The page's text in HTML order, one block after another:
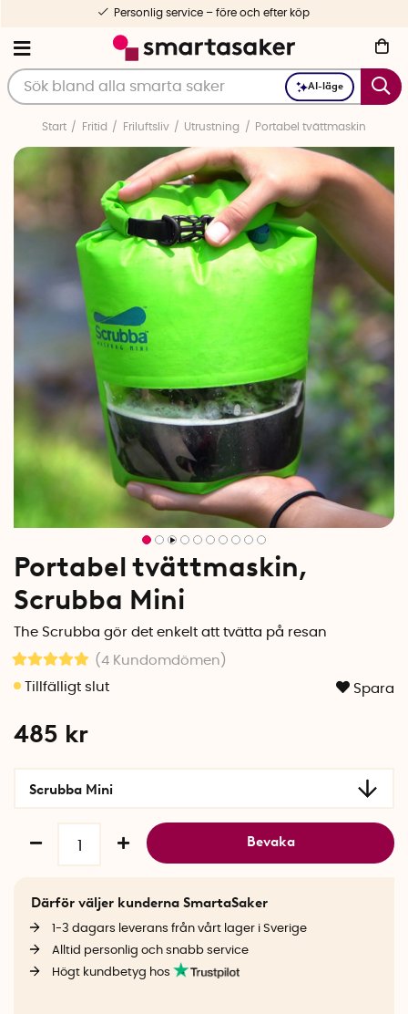
AI-läge
Personlig service – före och efter köp
Start Fritid Friluftsliv Utrustning Portabel tvättmaskin
Portabel tvättmaskin,
Scrubba Mini
The Scrubba gör det enkelt att tvätta på resan
(4 Kundomdömen )
Spara
485 kr
Scrubba Mini
Bevaka
Därför väljer kunderna SmartaSaker
1-3 dagars leverans från vårt lager i Sverige
Alltid personlig och snabb service
Högt kundbetyg hos